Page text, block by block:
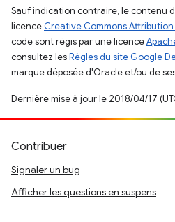
Sauf indication contraire, le contenu
licence Creative Commons Attribution
code sont régis par une licence
consultez lesRègles du site Google
marque déposée d'Oracle et/ou de
Dernière mise à jour le 2018/04/17
Contribuer
Signaler un bug
Afficher les questions en suspens